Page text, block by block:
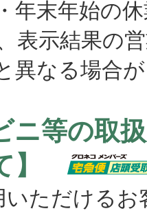
年末年始の
表示結果の
なる場合が
ニ等の取
】
ただけるお